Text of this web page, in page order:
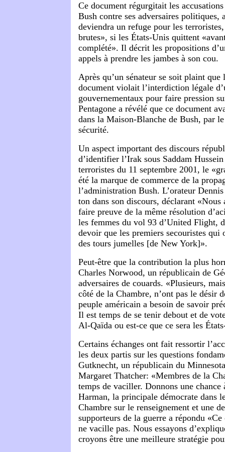
Ce document régurgitait les
Bush contre ses adversaires politiques,
deviendra un refuge pour les terroristes,
brutes», si les États-Unis quittent
complété». Il décrit les propositions
appels à prendre les jambes à son cou.
Après qu’un sénateur se soit plaint
document violait l’interdiction légale
gouvernementaux pour faire pression
Pentagone a révélé que ce document
dans la Maison-Blanche de Bush, par
sécurité.
Un aspect important des discours
d’identifier l’Irak sous Saddam
terroristes du 11 septembre 2001, le
été la marque de commerce de la
l’administration Bush. L’orateur
ton dans son discours, déclarant «Nous
faire preuve de la même résolution
les femmes du vol 93 d’United Flight,
devoir que les premiers secouristes qui
des tours jumelles [de New York]».
Peut-être que la contribution la plus
Charles Norwood, un républicain de
adversaires de couards. «Plusieurs,
côté de la Chambre, n’ont pas le désir
peuple américain a besoin de savoir
Il est temps de se tenir debout et de
Al-Qaïda ou est-ce que ce sera les
Certains échanges ont fait ressortir
les deux partis sur les questions
Gutknecht, un républicain du
Margaret Thatcher: «Membres de la
temps de vaciller. Donnons une
Harman, la principale démocrate dans
Chambre sur le renseignement et une
supporteurs de la guerre a répondu
ne vacille pas. Nous essayons
croyons être une meilleure stratégie